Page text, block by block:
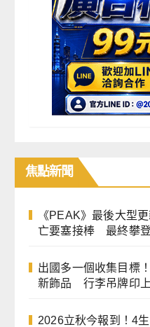
焦點新聞
《PEAK》最後大型
亡要塞接棒 最終攀
出國多一個收集目標
新飾品 行李吊牌印
2026立秋今報到！4